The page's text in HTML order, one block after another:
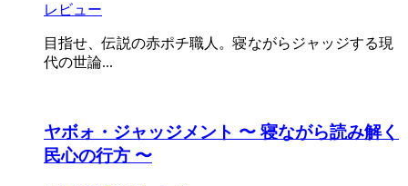
レビュー
目指せ、伝説の赤ポチ職人。寝ながらジャッジする現
代の世論...
ヤボォ・ジャッジメント 〜 寝ながら読み解く
民心の行方 〜